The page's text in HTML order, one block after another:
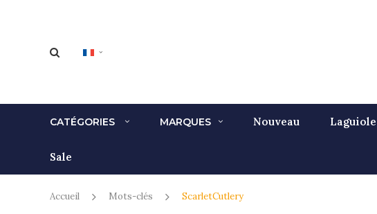
CATÉGORIES MARQUES Nouveau Laguiole
Sale
Accueil Mots-clés ScarletCutlery